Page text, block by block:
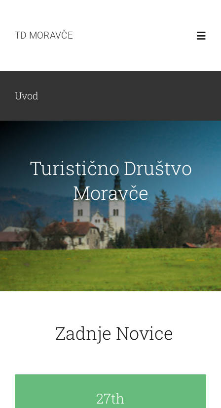
contentTD MORAVČE
Zlati lipov list
Sekcije
O društvu
Uvod
Turistično Društvo
Moravče
Zadnje Novice
27th